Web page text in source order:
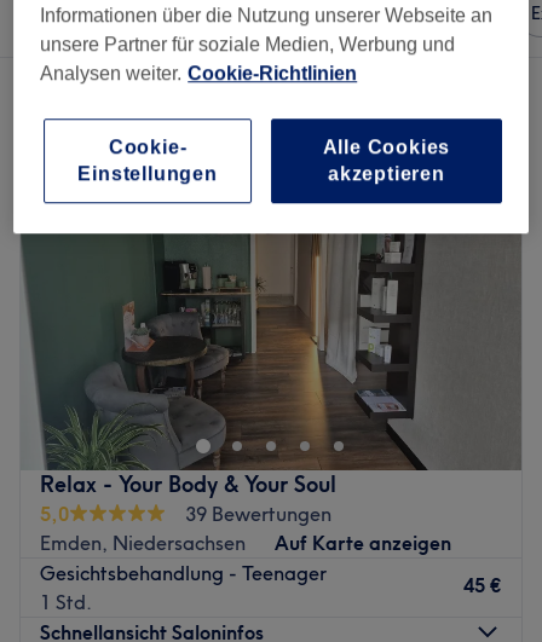
Sortieren nach Besonderheiten Marken Salons
Ein Salon, der anbietet:
Relax - Your Body & Your Soul
5,0
39 Bewertungen
Emden, Niedersachsen
Auf Karte anzeigen
Gesichtsbehandlung - Teenager
1 Std.
45 €
Schnellansicht Saloninfos
Informationen über die Nutzung unserer Webseite an
unsere Partner für soziale Medien, Werbung und
Analysen weiter. Cookie-Richtlinien
Cookie-
Einstellungen
Alle Cookies
akzeptieren